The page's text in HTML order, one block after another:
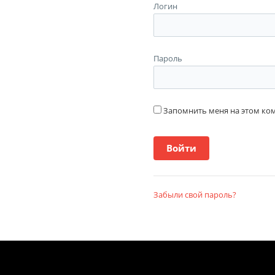
Логин
Пароль
Запомнить меня на этом
Забыли свой пароль?